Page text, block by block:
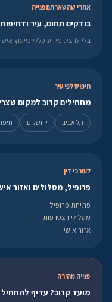
אחרי שהשארתם פנייה
בודקים תחום, עיר
בלי להציג מידע כללי כייעוץ
חיפוש לפי עיר
מתחילים קרוב למקום
תל אביב ירושלים
לעורכי דין
פרופיל, מסלולים ואזור
פתיחת פרופיל
מסלולי הצטרפות
אזור אישי
פנייה מהירה
מועד קרוב? עדיף להתחיל